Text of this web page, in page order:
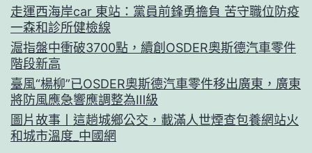
走運西海岸car 東站：黨員前鋒勇擔負 苦守職位防疫
一森和診所健檢線
滬指盤中衝破3700點，續創OSDER奧斯德汽車零件
階段新高
臺風“楊柳”已OSDER奧斯德汽車零件移出廣東，廣東
將防風應急響應調整為Ⅲ級
圖片故事丨這趟城鄉公交，載滿人世煙查包養網站火
和城市溫度_中國網